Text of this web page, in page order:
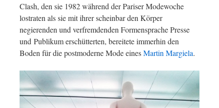
Clash, den sie 1982 während der Pariser Modewoche
lostraten als sie mit ihrer scheinbar den Körper
negierenden und verfremdenden Formensprache Presse
und Publikum erschütterten, bereitete immerhin den
Boden für die postmoderne Mode einesMartin Margiela.